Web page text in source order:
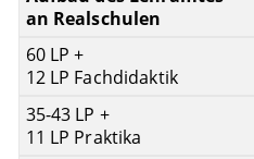
60 LP +
12 LP Fachdidaktik
35-43 LP +
11 LP Praktika